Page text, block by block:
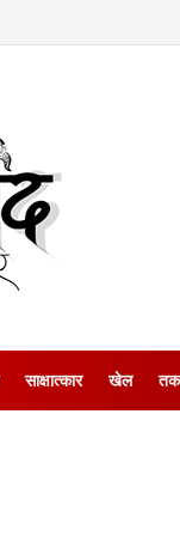
साक्षात्‍कार खेल